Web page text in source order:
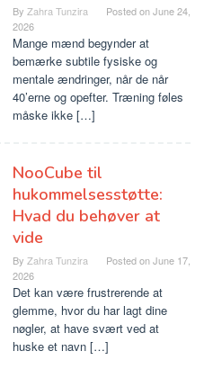
By Zahra Tunzira Posted onJune 24,
2026
Mange mænd begynder at
bemærke subtile fysiske og
mentale ændringer, når de når
40’erne og opefter. Træning føles
måske ikke […]
NooCube til
hukommelsesstøtte:
Hvad du behøver at
vide
By Zahra Tunzira Posted onJune 17,
2026
Det kan være frustrerende at
glemme, hvor du har lagt dine
nøgler, at have svært ved at
huske et navn […]